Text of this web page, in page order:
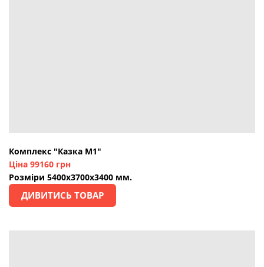
Комплекс "Казка М1"
Ціна 99160 грн
Розміри 5400х3700х3400 мм.
ДИВИТИСЬ ТОВАР